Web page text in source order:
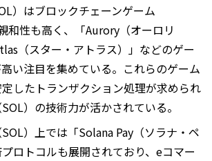
）はブロックチェーンゲーム
和性も高く、「Aurory（オーロリ
（スター・アトラス）」などのゲー
い注目を集めている。これらのゲーム
したトランザクション処理が求められ
）の技術力が活かされている。
）上では「Solana Pay（ソラナ・ペ
ロトコルも展開されており、eコマー